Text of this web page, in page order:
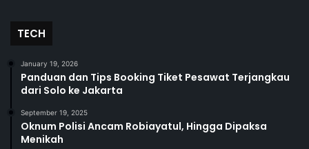
TECH
January 19, 2026
Panduan dan Tips Booking Tiket Pesawat Terjangkau
dari Solo ke Jakarta
September 19, 2025
Oknum Polisi Ancam Robiayatul, Hingga Dipaksa
Menikah